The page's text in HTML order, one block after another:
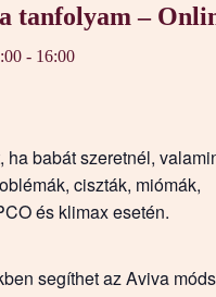
tanfolyam –
- 16:00
ha babát szeretnél,
ciszták, miómák,
és klimax esetén.
segíthet az Aviva